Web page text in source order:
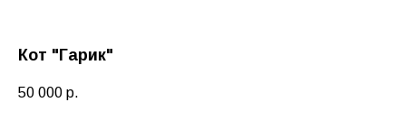
Кот "Гарик"
50 000 р.